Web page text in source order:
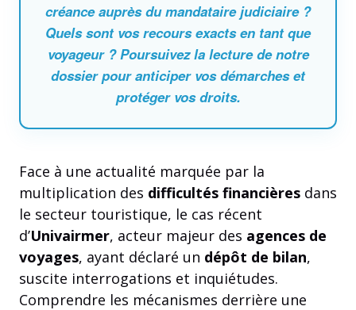
créance auprès du mandataire judiciaire ?
Quels sont vos recours exacts en tant que
voyageur ? Poursuivez la lecture de notre
dossier pour anticiper vos démarches et
protéger vos droits.
Face à une actualité marquée par la
multiplication des difficultés financières dans
le secteur touristique, le cas récent
d’Univairmer, acteur majeur des agences de
voyages, ayant déclaré un dépôt de bilan,
suscite interrogations et inquiétudes.
Comprendre les mécanismes derrière une